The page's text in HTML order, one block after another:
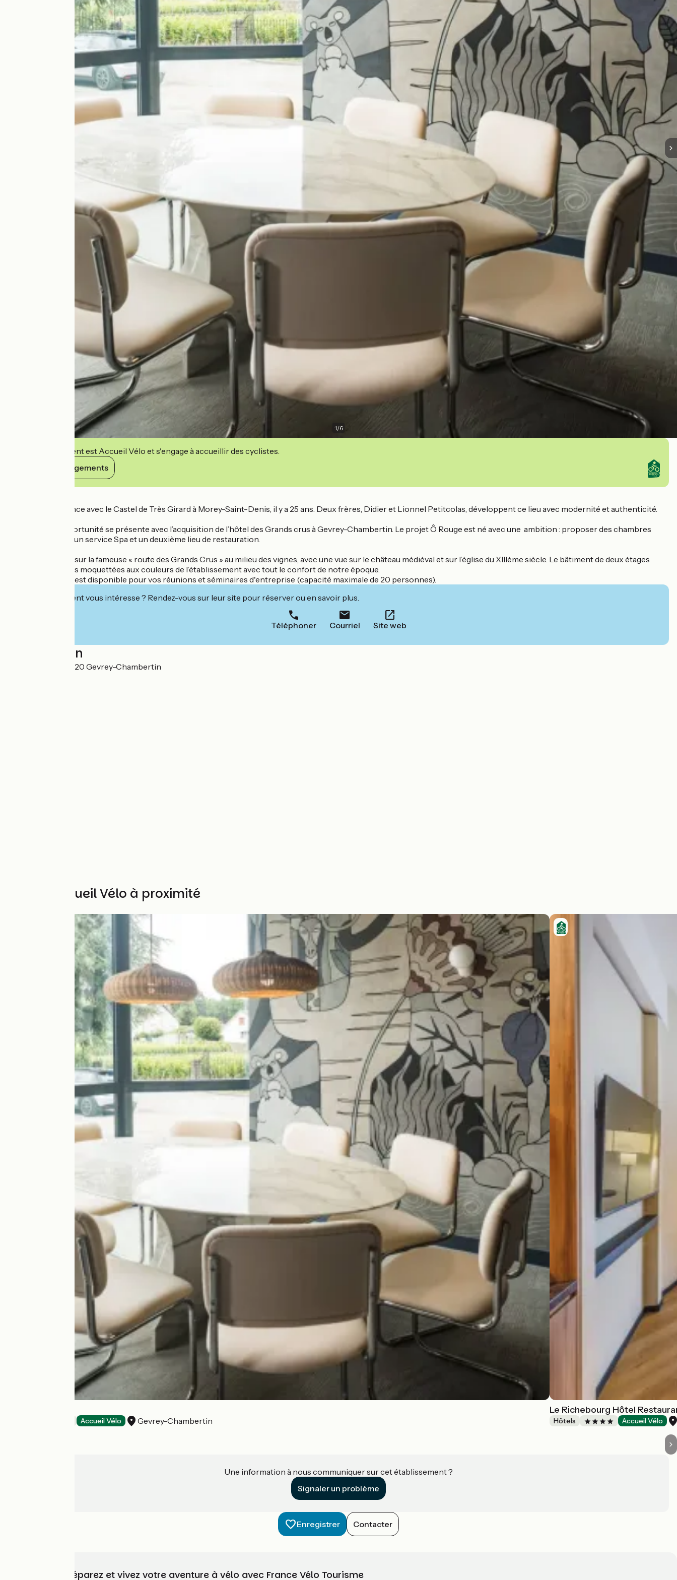
1/6
Cet établissement est Accueil Vélo et s'engage à accueillir des cyclistes.
Voir ses engagements
Ô Rouge, commence avec le Castel de Très Girard à Morey-Saint-Denis, il y a 25 ans. Deux frères, Didier et Lionnel Petitcolas, développent ce lieu avec modernité et authenticité.
En 2020, une opportunité se présente avec l’acquisition de l’hôtel des Grands crus à Gevrey-Chambertin. Le projet Ô Rouge est né avec une ambition : proposer des chambres
supplémentaires, un service Spa et un deuxième lieu de restauration.
Ô Rouge est situé sur la fameuse « route des Grands Crus » au milieu des vignes, avec une vue sur le château médiéval et sur l’église du XIIIème siècle. Le bâtiment de deux étages
abrite 21 chambres moquettées aux couleurs de l’établissement avec tout le confort de notre époque.
Une salle équipée est disponible pour vos réunions et séminaires d'entreprise (capacité maximale de 20 personnes).
Cet établissement vous intéresse ? Rendez-vous sur leur site pour réserver ou en savoir plus.
Téléphoner Courriel Site web
Localisation
Rue de Lavaux 21220 Gevrey-Chambertin
Autres Accueil Vélo à proximité
Accueil Vélo Gevrey-Chambertin
Le Richebourg Hôtel
Hôtels Accueil Vélo
Une information à nous communiquer sur cet établissement ?
Signaler un problème
Enregistrer Contacter
Choisissez, préparez et vivez votre aventure à vélo avec France Vélo Tourisme